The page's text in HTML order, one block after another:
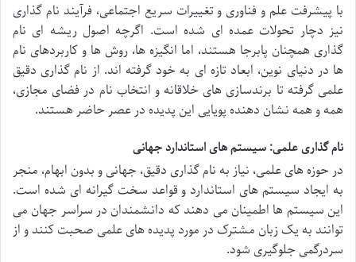
با پیشرفت علم و فناوری و تغییرات سریع اجتماعی، فرآیند نام گذاری
نیز دچار تحولات عمده ای شده است. اگرچه اصول ریشه ای نام
گذاری همچنان پابرجا هستند، اما انگیزه ها، روش ها و کاربردهای نام
ها در دنیای نوین، ابعاد تازه ای به خود گرفته اند. از نام گذاری دقیق
علمی گرفته تا برندسازی های خلاقانه و انتخاب نام در فضای مجازی،
همه و همه نشان دهنده پویایی این پدیده در عصر حاضر هستند.
نام گذاری علمی: سیستم های استاندارد جهانی
در حوزه های علمی، نیاز به نام گذاری دقیق، جهانی و بدون ابهام، منجر
به ایجاد سیستم های استاندارد و قواعد سخت گیرانه ای شده است.
این سیستم ها اطمینان می دهند که دانشمندان در سراسر جهان می
توانند به یک زبان مشترک در مورد پدیده های علمی صحبت کنند و از
سردرگمی جلوگیری شود.